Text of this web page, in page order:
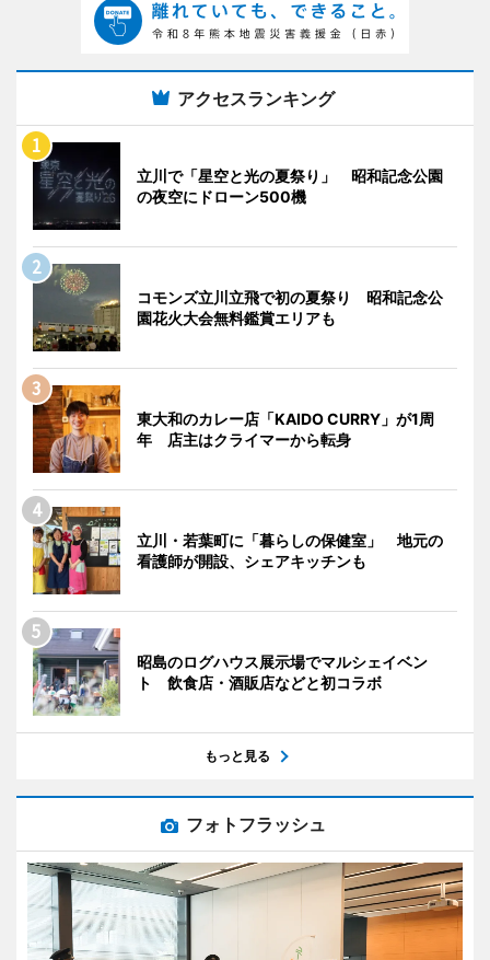
アクセスランキング
立川で「星空と光の夏祭り」 昭和記念公園
の夜空にドローン500機
コモンズ立川立飛で初の夏祭り 昭和記念公
園花火大会無料鑑賞エリアも
東大和のカレー店「KAIDO CURRY」が1周
年 店主はクライマーから転身
立川・若葉町に「暮らしの保健室」 地元の
看護師が開設、シェアキッチンも
昭島のログハウス展示場でマルシェイベン
ト 飲食店・酒販店などと初コラボ
もっと見る
フォトフラッシュ